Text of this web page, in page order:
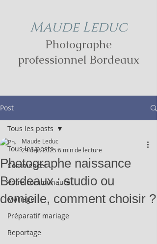
Maude Leduc
Photographe
professionnel Bordeaux
Post
Tous les posts
Commencer
Votre communauté
Mariage
Préparatif mariage
Reportage
Tous les posts
Photographe naissance
Bordeaux : studio ou
domicile, comment choisir ?
Maude Leduc
29 déc. 2025 6 min de lecture